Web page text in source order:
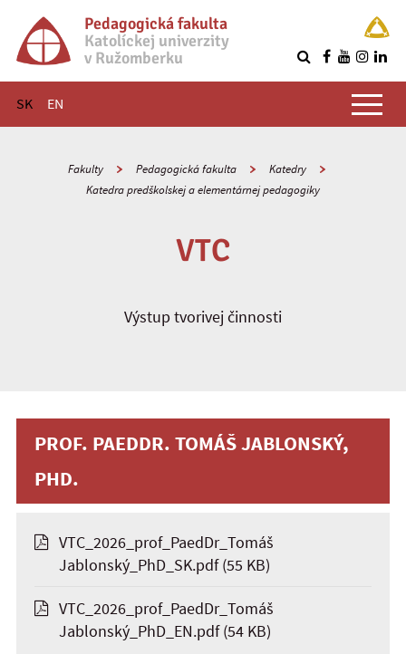
Pedagogická fakulta
Katolíckej univerzity
v Ružomberku
SK EN
Hlavné menu
Fakulty Pedagogická fakulta
Katedry
Katedra predškolskej a elementárnej pedagogiky
VTC
Výstup tvorivej činnosti
PROF. PAEDDR. TOMÁŠ JABLONSKÝ,
PHD.
VTC_2026_prof_PaedDr_Tomáš
Jablonský_PhD_SK.pdf(55 KB)
VTC_2026_prof_PaedDr_Tomáš
Jablonský_PhD_EN.pdf(54 KB)